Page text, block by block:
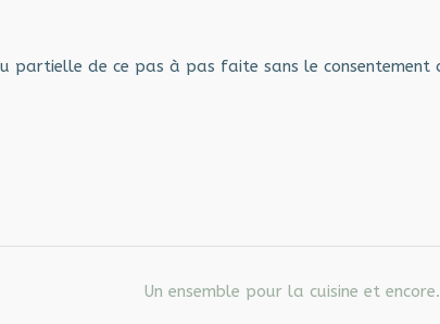
partielle de ce pas à pas faite sans le consentement
Un ensemble pour la cuisine et